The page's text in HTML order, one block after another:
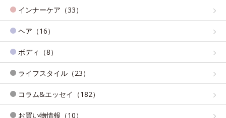
インナーケア（33）
ヘア（16）
ボディ（8）
ライフスタイル（23）
コラム&エッセイ（182）
お買い物情報（10）